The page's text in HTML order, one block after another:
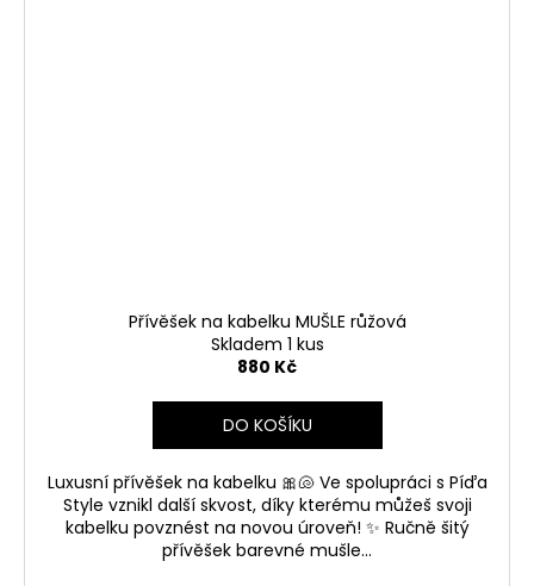
Přívěšek na kabelku MUŠLE růžová
Skladem 1 kus
880 Kč
DO KOŠÍKU
Luxusní přívěšek na kabelku 🎀🐚 Ve spolupráci s Píďa
Style vznikl další skvost, díky kterému můžeš svoji
kabelku povznést na novou úroveň! ✨ Ručně šitý
přívěšek barevné mušle...